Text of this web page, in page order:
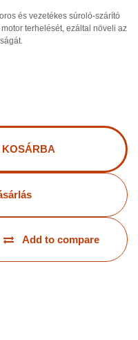
és vezetékes súroló-szárító
terhelését, ezáltal növeli az
KOSÁRBA
Add to compare